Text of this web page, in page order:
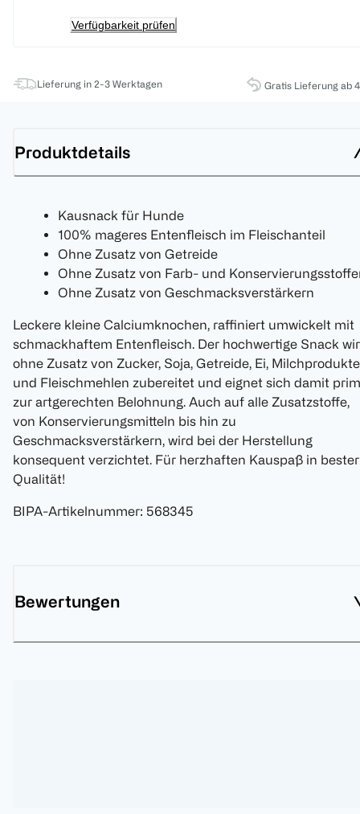
Verfügbarkeit prüfen
Lieferung in 2-3 Werktagen Gratis Lieferung ab
Produktdetails
Kausnack für Hunde
100% mageres Entenfleisch im Fleischanteil
Ohne Zusatz von Getreide
Ohne Zusatz von Farb- und
Ohne Zusatz von Geschmacksverstärkern
Leckere kleine Calciumknochen, raffiniert umwickelt mit
schmackhaftem Entenfleisch. Der hochwertige Snack
ohne Zusatz von Zucker, Soja, Getreide, Ei,
und Fleischmehlen zubereitet und eignet sich damit
zur artgerechten Belohnung. Auch auf alle Zusatzstoffe,
von Konservierungsmitteln bis hin zu
Geschmacksverstärkern, wird bei der Herstellung
konsequent verzichtet. Für herzhaften Kauspaß in bester
Qualität!
BIPA-Artikelnummer: 568345
Bewertungen